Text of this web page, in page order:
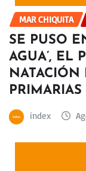
MAR CHIQUITA
SE PUSO
AGUA’, EL
NATACIÓN
index